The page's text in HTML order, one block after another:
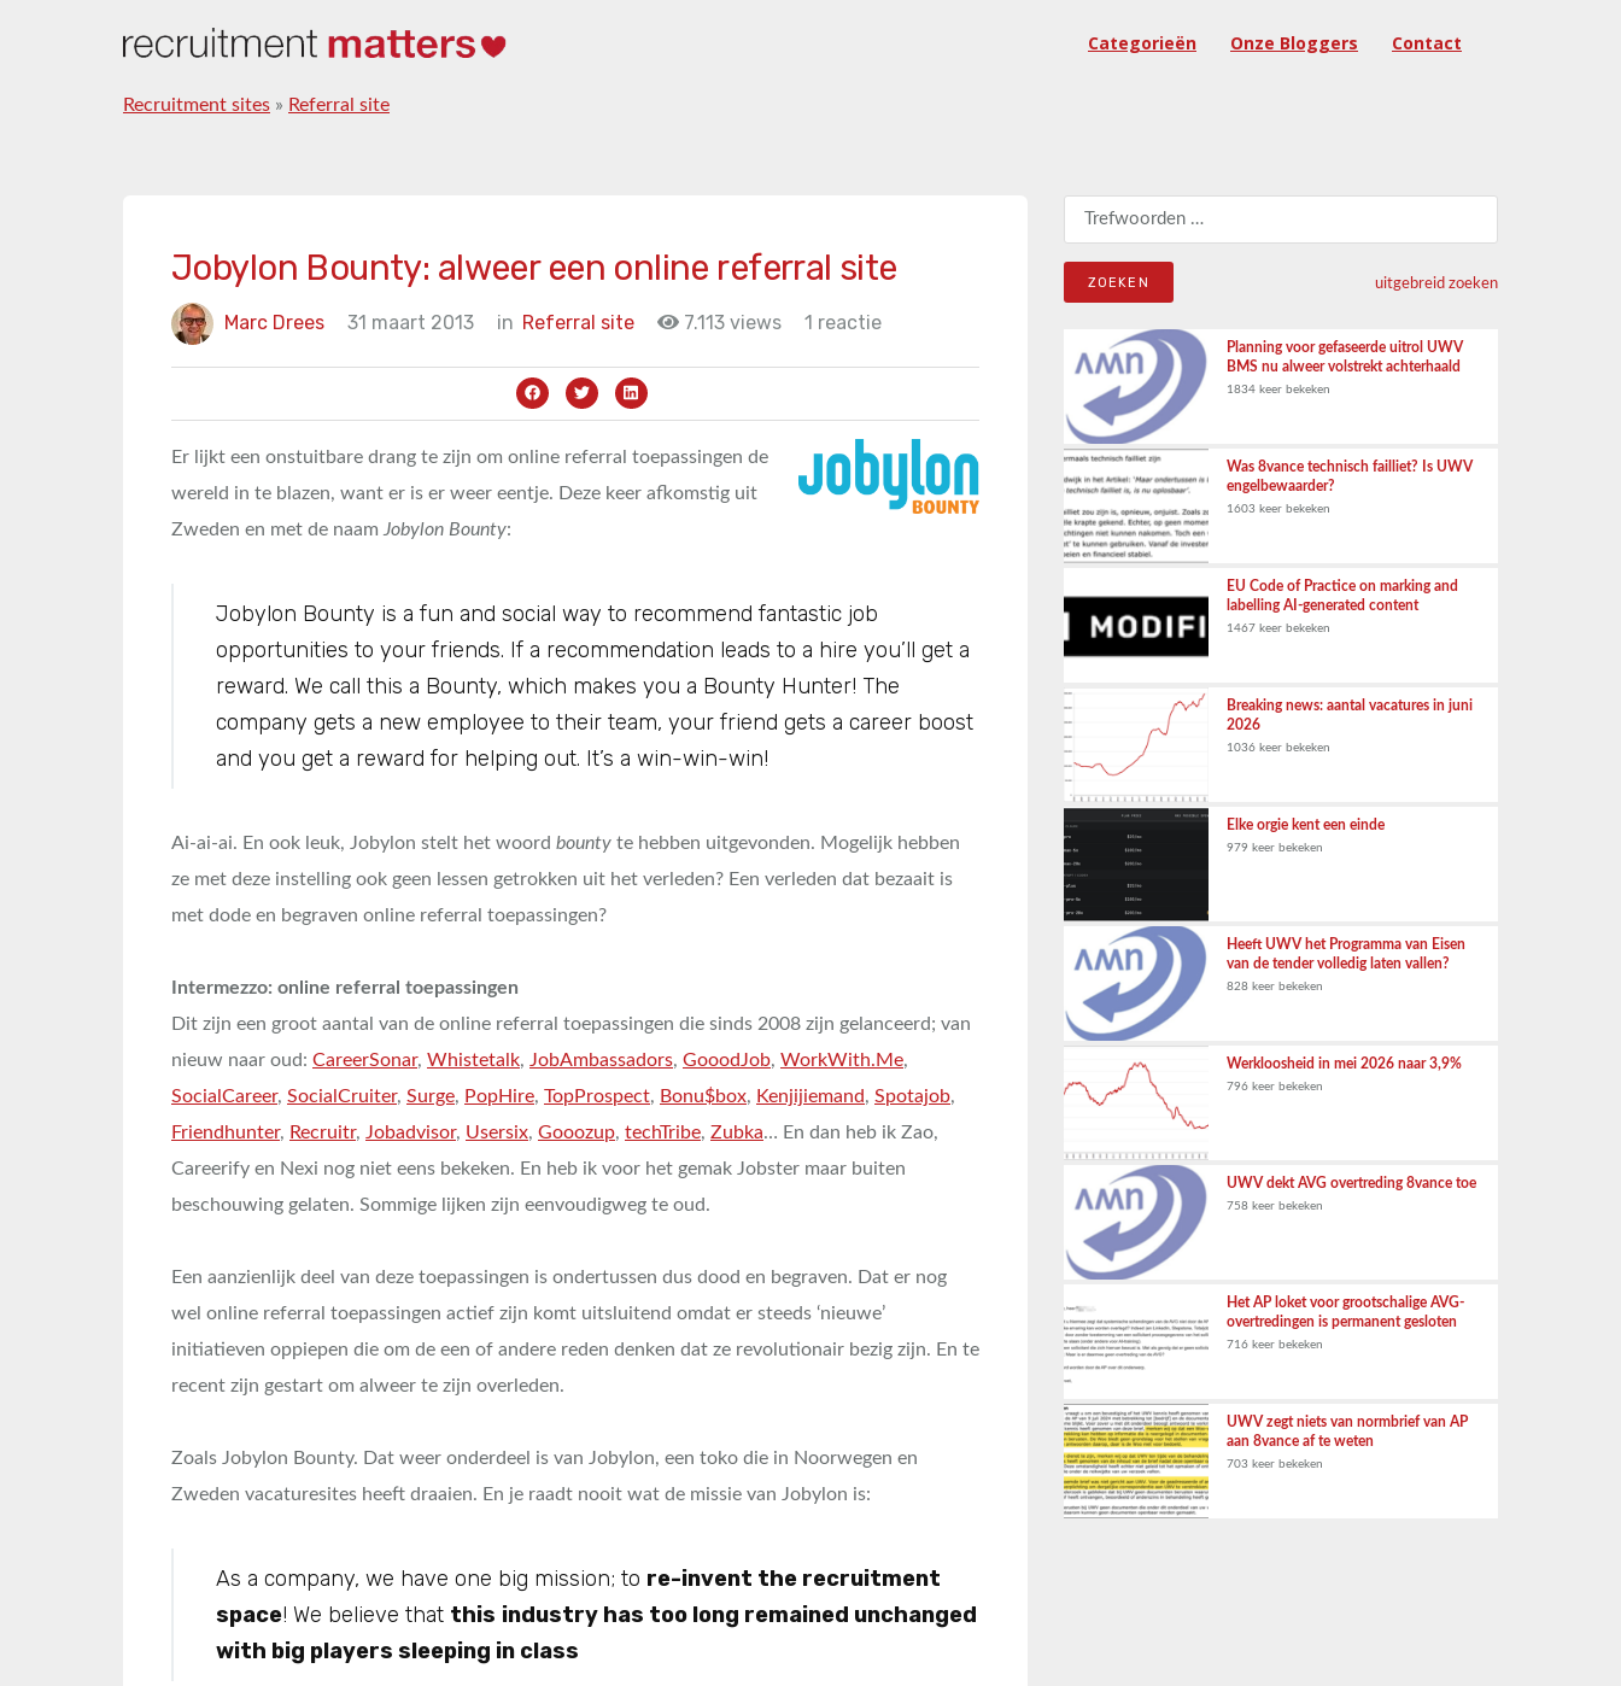
Categorieën Onze Bloggers Contact
Recruitment sites » Referral site
Jobylon Bounty: alweer een online referral site
Marc Drees 31 maart 2013 in Referral site 7.113 views 1 reactie
Er lijkt een onstuitbare drang te zijn om online referral toepassingen de
wereld in te blazen, want er is er weer eentje. Deze keer afkomstig uit
Zweden en met de naam Jobylon Bounty:
Jobylon Bounty is a fun and social way to recommend fantastic job
opportunities to your friends. If a recommendation leads to a hire you’ll get a
reward. We call this a Bounty, which makes you a Bounty Hunter! The
company gets a new employee to their team, your friend gets a career boost
and you get a reward for helping out. It’s a win-win-win!
Ai-ai-ai. En ook leuk, Jobylon stelt het woord bounty te hebben uitgevonden. Mogelijk hebben
ze met deze instelling ook geen lessen getrokken uit het verleden? Een verleden dat bezaait is
met dode en begraven online referral toepassingen?
Intermezzo: online referral toepassingen
Dit zijn een groot aantal van de online referral toepassingen die sinds 2008 zijn gelanceerd; van
nieuw naar oud: CareerSonar, Whistetalk, JobAmbassadors, GooodJob, WorkWith.Me,
SocialCareer, SocialCruiter, Surge, PopHire, TopProspect, Bonu$box, Kenjijiemand, Spotajob,
Friendhunter, Recruitr, Jobadvisor, Usersix, Gooozup, techTribe, Zubka… En dan heb ik Zao,
Careerify en Nexi nog niet eens bekeken. En heb ik voor het gemak Jobster maar buiten
beschouwing gelaten. Sommige lijken zijn eenvoudigweg te oud.
Een aanzienlijk deel van deze toepassingen is ondertussen dus dood en begraven. Dat er nog
wel online referral toepassingen actief zijn komt uitsluitend omdat er steeds ‘nieuwe’
initiatieven oppiepen die om de een of andere reden denken dat ze revolutionair bezig zijn. En te
recent zijn gestart om alweer te zijn overleden.
Zoals Jobylon Bounty. Dat weer onderdeel is van Jobylon, een toko die in Noorwegen en
Zweden vacaturesites heeft draaien. En je raadt nooit wat de missie van Jobylon is:
As a company, we have one big mission; to re-invent the recruitment
space! We believe that this industry has too long remained unchanged
with big players sleeping in class
Zoeken naar:
uitgebreid zoeken
Planning voor gefaseerde uitrol UWV
BMS nu alweer volstrekt achterhaald
1834 keer bekeken
Was 8vance technisch failliet? Is UWV
engelbewaarder?
1603 keer bekeken
EU Code of Practice on marking and
labelling AI-generated content
1467 keer bekeken
Breaking news: aantal vacatures in juni
2026
1036 keer bekeken
Elke orgie kent een einde
979 keer bekeken
Heeft UWV het Programma van Eisen
van de tender volledig laten vallen?
828 keer bekeken
Werkloosheid in mei 2026 naar 3,9%
796 keer bekeken
UWV dekt AVG overtreding 8vance toe
758 keer bekeken
Het AP loket voor grootschalige AVG-
overtredingen is permanent gesloten
716 keer bekeken
UWV zegt niets van normbrief van AP
aan 8vance af te weten
703 keer bekeken